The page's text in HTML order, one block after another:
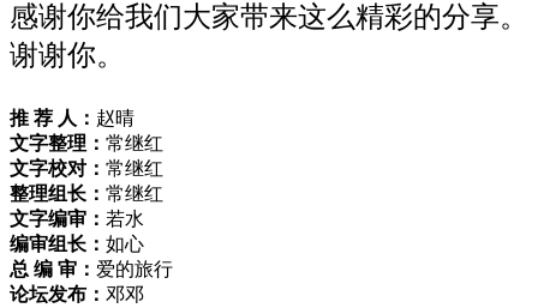
感谢你给我们大家带来这么精彩的分享。
谢谢你。
推 荐 人： 赵晴
文字整理： 常继红
文字校对： 常继红
整理组长： 常继红
文字编审： 若水
编审组长： 如心
总 编 审： 爱的旅行
论坛发布： 邓邓